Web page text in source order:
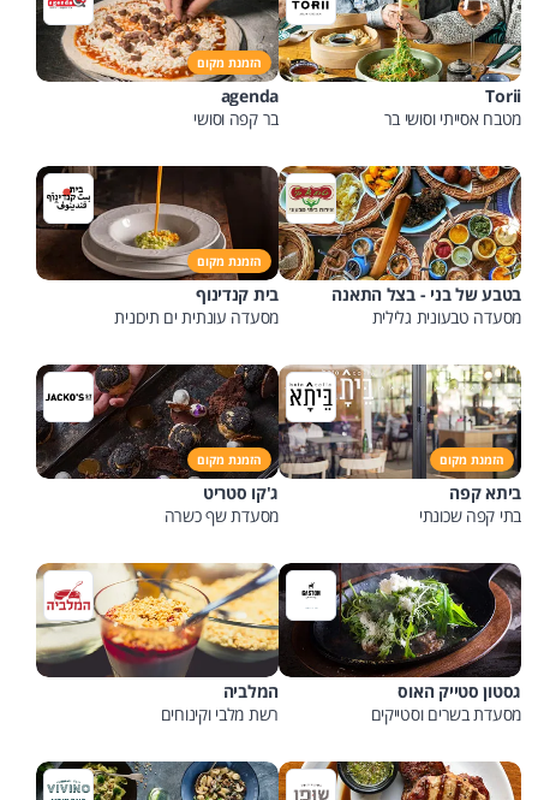
Torii
מטבח אסייתי וסושי בר
הזמנת מקום
agenda
בר קפה וסושי
בטבע של בני - בצל התאנה
מסעדה טבעונית גלילית
הזמנת מקום
בית קנדינוף
מסעדה עונתית ים תיכונית
הזמנת מקום
ביתא קפה
בתי קפה שכונתי
הזמנת מקום
ג'קו סטריט
מסעדת שף כשרה
גסטון סטייק האוס
מסעדת בשרים וסטייקים
המלביה
רשת מלבי וקינוחים